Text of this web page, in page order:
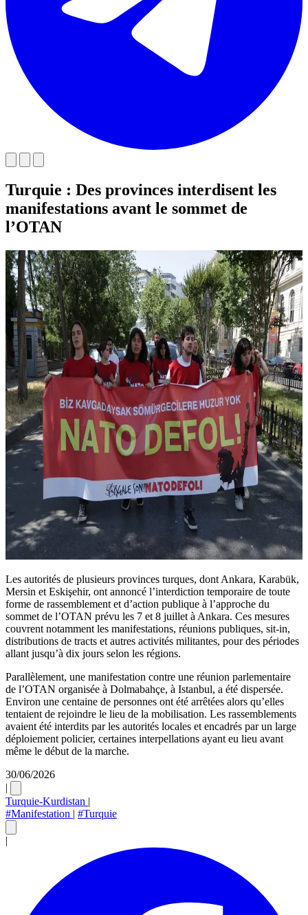
Turquie : Des provinces interdisent les
manifestations avant le sommet de
l’OTAN
Les autorités de plusieurs provinces turques, dont Ankara, Karabük,
Mersin et Eskişehir, ont annoncé l’interdiction temporaire de toute
forme de rassemblement et d’action publique à l’approche du
sommet de l’OTAN prévu les 7 et 8 juillet à Ankara. Ces mesures
couvrent notamment les manifestations, réunions publiques, sit-in,
distributions de tracts et autres activités militantes, pour des périodes
allant jusqu’à dix jours selon les régions.
Parallèlement, une manifestation contre une réunion parlementaire
de l’OTAN organisée à Dolmabahçe, à Istanbul, a été dispersée.
Environ une centaine de personnes ont été arrêtées alors qu’elles
tentaient de rejoindre le lieu de la mobilisation. Les rassemblements
avaient été interdits par les autorités locales et encadrés par un large
déploiement policier, certaines interpellations ayant eu lieu avant
même le début de la marche.
30/06/2026
|
Turquie-Kurdistan |
#Manifestation | #Turquie
|